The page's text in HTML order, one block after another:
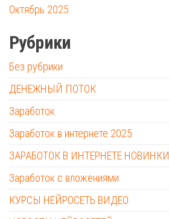
Октябрь 2025
Рубрики
Без рубрики
ДЕНЕЖНЫЙ ПОТОК
Заработок
Заработок в интернете 2025
ЗАРАБОТОК В ИНТЕРНЕТЕ НОВИНКИ
Заработок с вложениями
КУРСЫ НЕЙРОСЕТЬ ВИДЕО